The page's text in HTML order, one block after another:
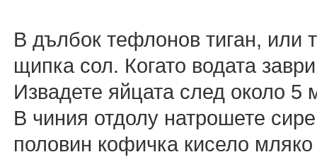
В дълбок тефлонов тиган, или
щипка сол. Когато водата
Извадете яйцата след около 5
В чиния отдолу натрошете
половин кофичка кисело